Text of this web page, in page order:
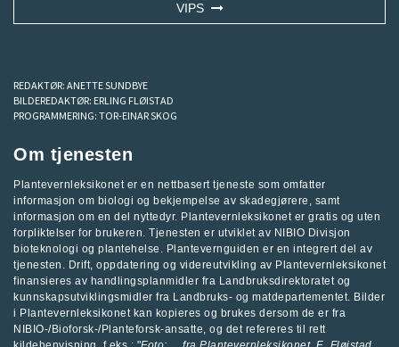
VIPS
REDAKTØR: ANETTE SUNDBYE
BILDEREDAKTØR: ERLING FLØISTAD
PROGRAMMERING: TOR-EINAR SKOG
Om tjenesten
Plantevernleksikonet er en nettbasert tjeneste som omfatter
informasjon om biologi og bekjempelse av skadegjørere, samt
informasjon om en del nyttedyr. Plantevernleksikonet er gratis og uten
forpliktelser for brukeren. Tjenesten er utviklet av NIBIO Divisjon
bioteknologi og plantehelse . Plantevernguiden er en integrert del av
tjenesten. Drift, oppdatering og videreutvikling av Plantevernleksikonet
finansieres av handlingsplanmidler fra Landbruksdirektoratetog
kunnskapsutviklingsmidler fra Landbruks- og matdepartementet. Bilder
i Plantevernleksikonet kan kopieres og brukes dersom de er fra
NIBIO-/Bioforsk-/Planteforsk-ansatte, og det refereres til rett